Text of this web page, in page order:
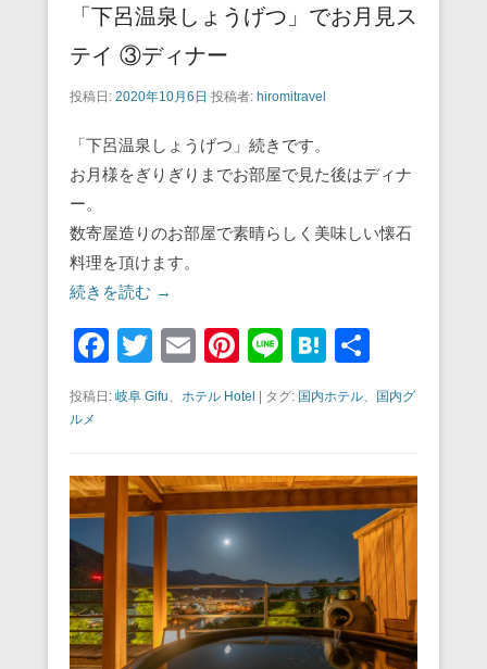
「下呂温泉しょうげつ」でお月見ス
テイ ③ディナー
投稿日: 2020年10月6日 投稿者: hiromitravel
「下呂温泉しょうげつ」続きです。
お月様をぎりぎりまでお部屋で見た後はディナ
ー。
数寄屋造りのお部屋で素晴らしく美味しい懐石
料理を頂けます。
続きを読む →
F
a
c
b
o
o
k
T
tt
E
ail
Pi
er
st
Li
n
e
H
e
a
有
投稿日: 岐阜 Gifu、 ホテル Hotel タグ: 国内ホテル、
国内グ
ルメ